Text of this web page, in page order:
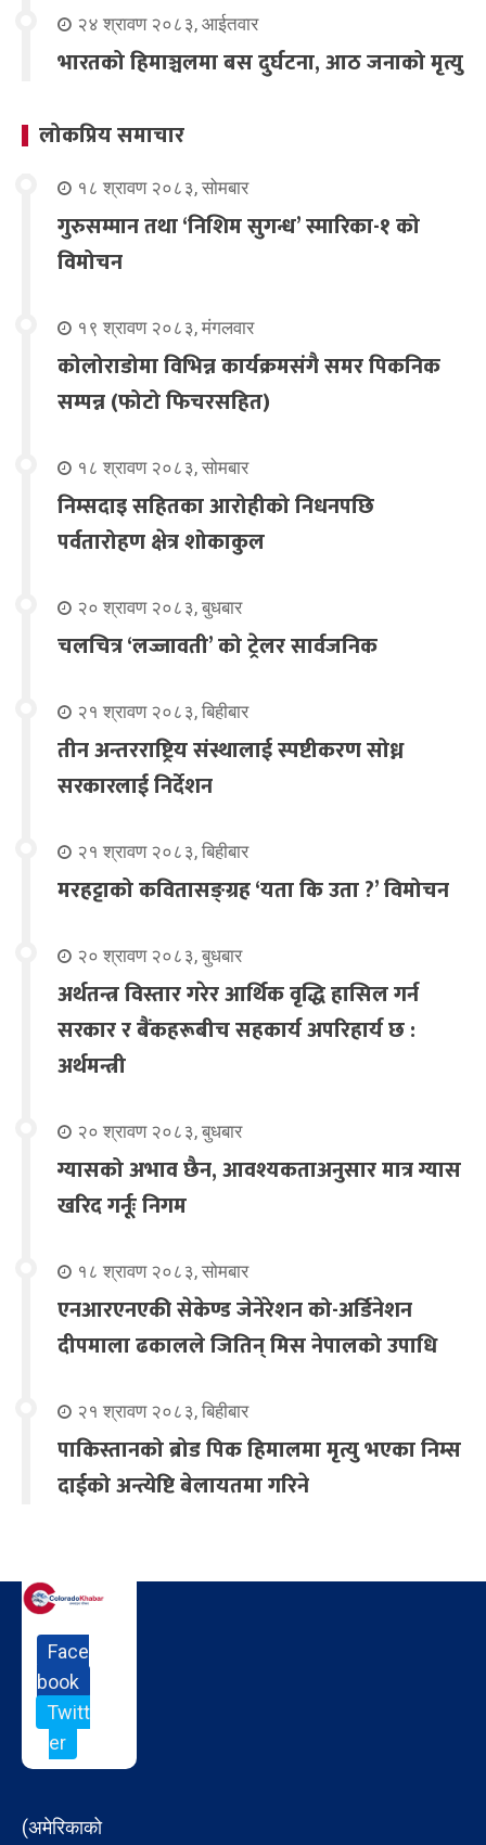
२४ श्रावण २०८३, आईतवार
भारतको हिमाञ्चलमा बस दुर्घटना, आठ जनाको मृत्यु
लोकप्रिय समाचार
१८ श्रावण २०८३, सोमबार
गुरुसम्मान तथा ‘निशिम सुगन्ध’ स्मारिका-१ को
विमोचन
१९ श्रावण २०८३, मंगलवार
कोलोराडोमा विभिन्न कार्यक्रमसंगै समर पिकनिक
सम्पन्न (फोटो फिचरसहित)
१८ श्रावण २०८३, सोमबार
निम्सदाइ सहितका आरोहीको निधनपछि
पर्वतारोहण क्षेत्र शोकाकुल
२० श्रावण २०८३, बुधबार
चलचित्र ‘लज्जावती’ को ट्रेलर सार्वजनिक
२१ श्रावण २०८३, बिहीबार
तीन अन्तरराष्ट्रिय संस्थालाई स्पष्टीकरण सोध्न
सरकारलाई निर्देशन
२१ श्रावण २०८३, बिहीबार
मरहट्टाको कवितासङ्ग्रह ‘यता कि उता ?’ विमोचन
२० श्रावण २०८३, बुधबार
अर्थतन्त्र विस्तार गरेर आर्थिक वृद्धि हासिल गर्न
सरकार र बैंकहरूबीच सहकार्य अपरिहार्य छ :
अर्थमन्त्री
२० श्रावण २०८३, बुधबार
ग्यासको अभाव छैन, आवश्यकताअनुसार मात्र ग्यास
खरिद गर्नूः निगम
१८ श्रावण २०८३, सोमबार
एनआरएनएकी सेकेण्ड जेनेरेशन को-अर्डिनेशन
दीपमाला ढकालले जितिन् मिस नेपालको उपाधि
२१ श्रावण २०८३, बिहीबार
पाकिस्तानको ब्रोड पिक हिमालमा मृत्यु भएका निम्स
दाईको अन्त्येष्टि बेलायतमा गरिने
Face
book
Twitt
er
(अमेरिकाको